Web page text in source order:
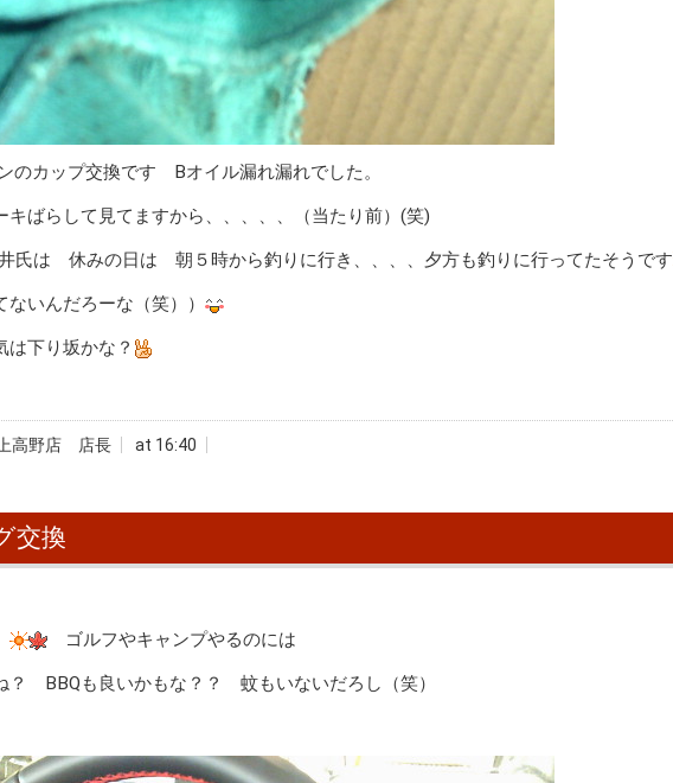
カップ交換です Bオイル漏れ漏れでした。
ばらして見てますから、、、、、（当たり前）(笑)
は 休みの日は 朝５時から釣りに行き、、、、夕方も釣りに行ってたそうです
いんだろーな（笑））
下り坂かな？
高野店 店長 at 16:40
交換
ゴルフやキャンプやるのには
？ BBQも良いかもな？？ 蚊もいないだろし（笑）